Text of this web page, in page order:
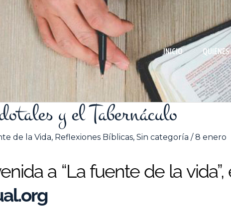
INICIO
y el Tabernáculo
de la Vida, Reflexiones Bíblicas, Sin categoría /8 enero
a “La fuente de la vida”,